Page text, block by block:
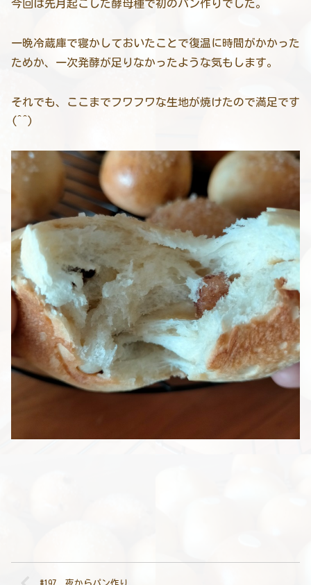
今回は先月起こした酵母種で初のパン作りでした。
一晩冷蔵庫で寝かしておいたことで復温に時間がかかった
ためか、一次発酵が足りなかったような気もします。
それでも、ここまでフワフワな生地が焼けたので満足です
(^^)